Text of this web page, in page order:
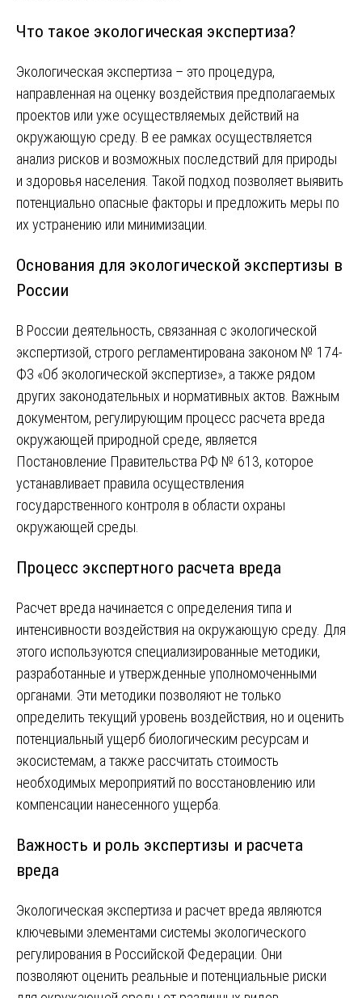
Что такое экологическая экспертиза?
Экологическая экспертиза – это процедура,
направленная на оценку воздействия предполагаемых
проектов или уже осуществляемых действий на
окружающую среду. В ее рамках осуществляется
анализ рисков и возможных последствий для природы
и здоровья населения. Такой подход позволяет выявить
потенциально опасные факторы и предложить меры по
их устранению или минимизации.
Основания для экологической экспертизы в
России
В России деятельность, связанная с экологической
экспертизой, строго регламентирована законом № 174-
ФЗ «Об экологической экспертизе», а также рядом
других законодательных и нормативных актов. Важным
документом, регулирующим процесс расчета вреда
окружающей природной среде, является
Постановление Правительства РФ № 613, которое
устанавливает правила осуществления
государственного контроля в области охраны
окружающей среды.
Процесс экспертного расчета вреда
Расчет вреда начинается с определения типа и
интенсивности воздействия на окружающую среду. Для
этого используются специализированные методики,
разработанные и утвержденные уполномоченными
органами. Эти методики позволяют не только
определить текущий уровень воздействия, но и оценить
потенциальный ущерб биологическим ресурсам и
экосистемам, а также рассчитать стоимость
необходимых мероприятий по восстановлению или
компенсации нанесенного ущерба.
Важность и роль экспертизы и расчета
вреда
Экологическая экспертиза и расчет вреда являются
ключевыми элементами системы экологического
регулирования в Российской Федерации. Они
позволяют оценить реальные и потенциальные риски